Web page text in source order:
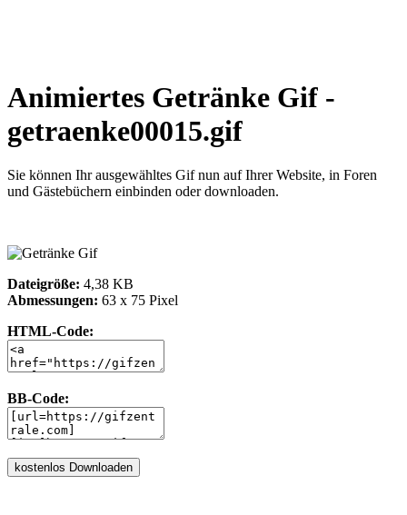
Animiertes Getränke Gif -
getraenke00015.gif
Sie können Ihr ausgewähltes Gif nun auf Ihrer Website, in Foren
und Gästebüchern einbinden oder downloaden.
Dateigröße: 4,38 KB
Abmessungen: 63 x 75 Pixel
HTML-Code:
BB-Code: